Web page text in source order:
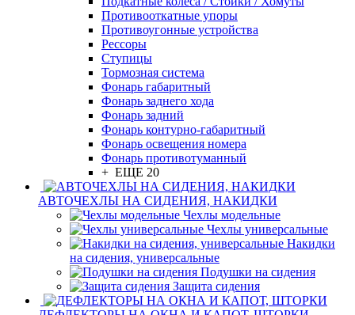
Противооткатные упоры
Противоугонные устройства
Рессоры
Ступицы
Тормозная система
Фонарь габаритный
Фонарь заднего хода
Фонарь задний
Фонарь контурно-габаритный
Фонарь освещения номера
Фонарь противотуманный
+ ЕЩЕ 20
АВТОЧЕХЛЫ НА СИДЕНИЯ, НАКИДКИ
Чехлы модельные
Чехлы универсальные
Накидки
на сидения, универсальные
Подушки на сидения
Защита сидения